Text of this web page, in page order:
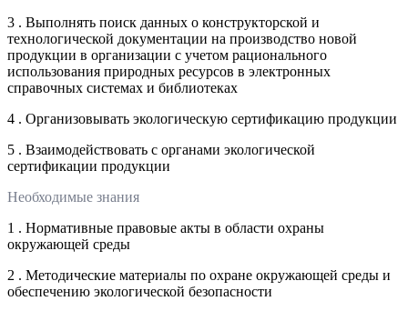
3 . Выполнять поиск данных о конструкторской и
технологической документации на производство новой
продукции в организации с учетом рационального
использования природных ресурсов в электронных
справочных системах и библиотеках
4 . Организовывать экологическую сертификацию продукции
5 . Взаимодействовать с органами экологической
сертификации продукции
Необходимые знания
1 . Нормативные правовые акты в области охраны
окружающей среды
2 . Методические материалы по охране окружающей среды и
обеспечению экологической безопасности